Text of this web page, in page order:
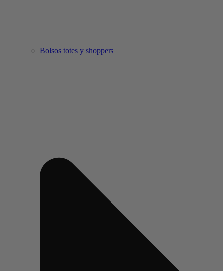
Bolsos totes y shoppers